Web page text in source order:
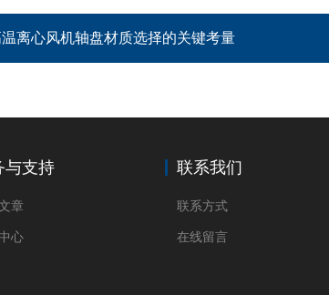
离心风机轴盘材质选择的关键考量
与支持
章
心
联系我们
联系方式
在线留言